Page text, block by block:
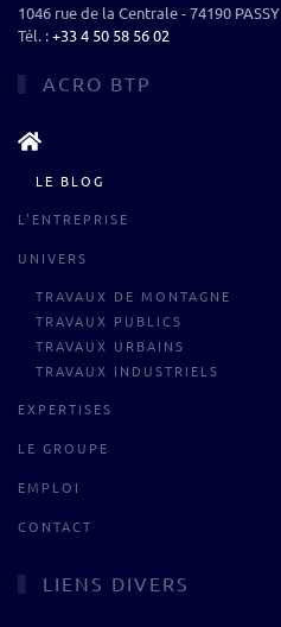
1046 rue de la Centrale - 74190 PASSY
Tél. :+33 4 50 58 56 02‬
ACRO BTP
LE BLOG
L'ENTREPRISE
UNIVERS
TRAVAUX DE MONTAGNE
TRAVAUX PUBLICS
TRAVAUX URBAINS
TRAVAUX INDUSTRIELS
EXPERTISES
LE GROUPE
EMPLOI
CONTACT
LIENS DIVERS